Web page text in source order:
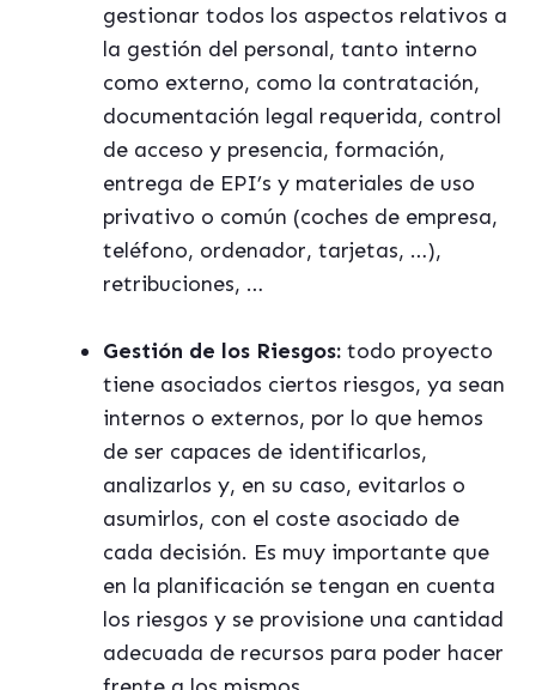
gestionar todos los aspectos relativos a
la gestión del personal, tanto interno
como externo, como la contratación,
documentación legal requerida, control
de acceso y presencia, formación,
entrega de EPI’s y materiales de uso
privativo o común (coches de empresa,
teléfono, ordenador, tarjetas, …),
retribuciones, …
Gestión de los Riesgos: todo proyecto
tiene asociados ciertos riesgos, ya sean
internos o externos, por lo que hemos
de ser capaces de identificarlos,
analizarlos y, en su caso, evitarlos o
asumirlos, con el coste asociado de
cada decisión. Es muy importante que
en la planificación se tengan en cuenta
los riesgos y se provisione una cantidad
adecuada de recursos para poder hacer